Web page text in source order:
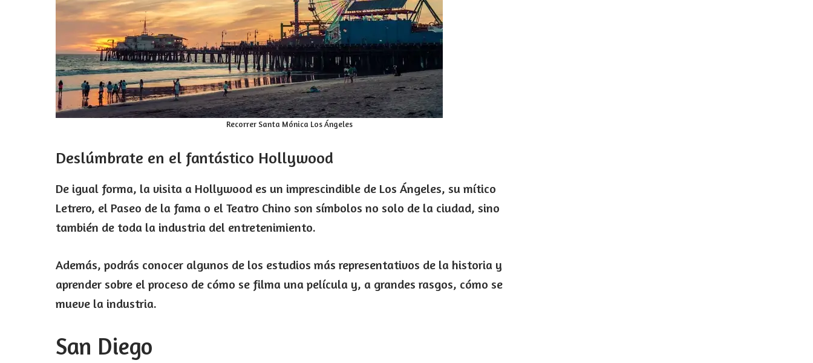
Recorrer Santa Mónica Los Ángeles
Deslúmbrate en el fantástico Hollywood
De igual forma, la visita a Hollywood es un imprescindible de Los Ángeles, su mítico
Letrero, el Paseo de la fama o el Teatro Chino son símbolos no solo de la ciudad, sino
también de toda la industria del entretenimiento.
Además, podrás conocer algunos de los estudios más representativos de la historia y
aprender sobre el proceso de cómo se filma una película y, a grandes rasgos, cómo se
mueve la industria.
San Diego